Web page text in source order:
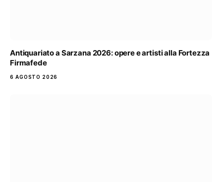
Antiquariato a Sarzana 2026: opere e artisti alla Fortezza
Firmafede
6 AGOSTO 2026